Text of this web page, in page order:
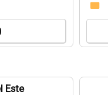
Este